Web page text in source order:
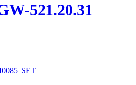
521.20.31